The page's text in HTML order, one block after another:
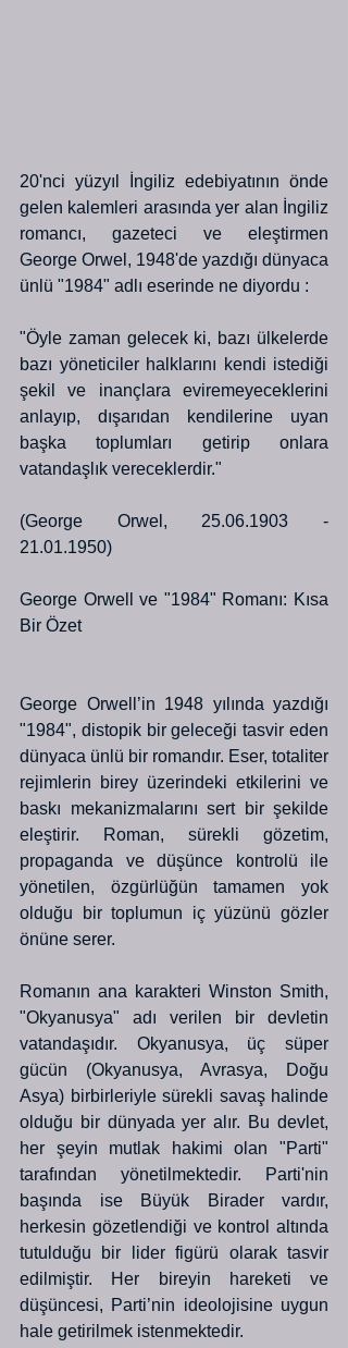
20'nci yüzyıl İngiliz edebiyatının önde
gelen kalemleri arasında yer alan İngiliz
romancı, gazeteci ve eleştirmen
George Orwel, 1948'de yazdığı dünyaca
ünlü "1984" adlı eserinde ne diyordu :
"Öyle zaman gelecek ki, bazı ülkelerde
bazı yöneticiler halklarını kendi istediği
şekil ve inançlara eviremeyeceklerini
anlayıp, dışarıdan kendilerine uyan
başka toplumları getirip onlara
vatandaşlık vereceklerdir."
(George Orwel, 25.06.1903 -
21.01.1950)
George Orwell ve "1984" Romanı: Kısa
Bir Özet
George Orwell’in 1948 yılında yazdığı
"1984", distopik bir geleceği tasvir eden
dünyaca ünlü bir romandır. Eser, totaliter
rejimlerin birey üzerindeki etkilerini ve
baskı mekanizmalarını sert bir şekilde
eleştirir. Roman, sürekli gözetim,
propaganda ve düşünce kontrolü ile
yönetilen, özgürlüğün tamamen yok
olduğu bir toplumun iç yüzünü gözler
önüne serer.
Romanın ana karakteri Winston Smith,
"Okyanusya" adı verilen bir devletin
vatandaşıdır. Okyanusya, üç süper
gücün (Okyanusya, Avrasya, Doğu
Asya) birbirleriyle sürekli savaş halinde
olduğu bir dünyada yer alır. Bu devlet,
her şeyin mutlak hakimi olan "Parti"
tarafından yönetilmektedir. Parti'nin
başında ise Büyük Birader vardır,
herkesin gözetlendiği ve kontrol altında
tutulduğu bir lider figürü olarak tasvir
edilmiştir. Her bireyin hareketi ve
düşüncesi, Parti’nin ideolojisine uygun
hale getirilmek istenmektedir.